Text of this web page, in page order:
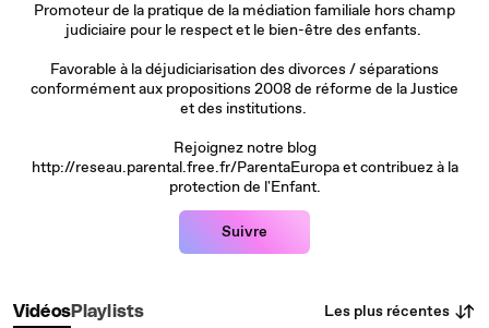
Promoteur de la pratique de la médiation familiale hors champ
judiciaire pour le respect et le bien-être des enfants.
Favorable à la déjudiciarisation des divorces / séparations
conformément aux propositions 2008 de réforme de la Justice
et des institutions.
Rejoignez notre blog
http://reseau.parental.free.fr/ParentaEuropa et contribuez à la
protection de l'Enfant.
Suivre
VidéosPlaylists Les plus récentes